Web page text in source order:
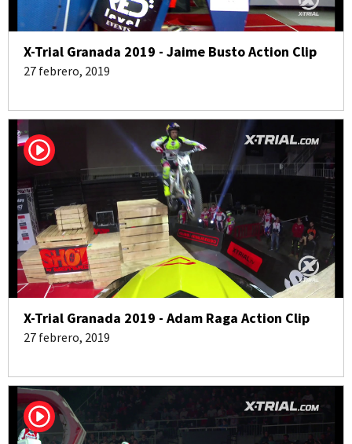
X-Trial Granada 2019 - Jaime Busto Action Clip
27 febrero, 2019
X-Trial Granada 2019 - Adam Raga Action Clip
27 febrero, 2019